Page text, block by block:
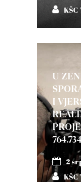
U
I
2